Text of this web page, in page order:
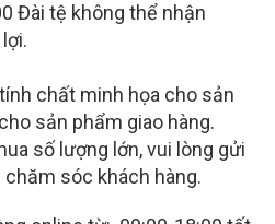
Đài tệ không thể nhận
chất minh họa cho sản
sản phẩm giao hàng.
số lượng lớn, vui lòng gửi
sóc khách hàng.